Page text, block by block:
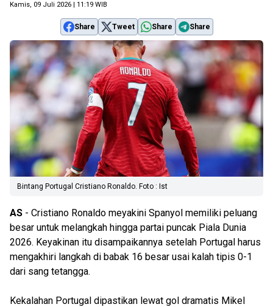
Kamis, 09 Juli 2026 | 11:19 WIB
Share Tweet Share Share
Bintang Portugal Cristiano Ronaldo. Foto : Ist
AS - Cristiano Ronaldo meyakini Spanyol memiliki peluang
besar untuk melangkah hingga partai puncak Piala Dunia
2026. Keyakinan itu disampaikannya setelah Portugal harus
mengakhiri langkah di babak 16 besar usai kalah tipis 0-1
dari sang tetangga.
Kekalahan Portugal dipastikan lewat gol dramatis Mikel